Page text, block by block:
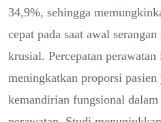
34,9%, sehingga
cepat pada saat awal
krusial. Percepatan
meningkatkan proporsi pasien
kemandirian fungsional